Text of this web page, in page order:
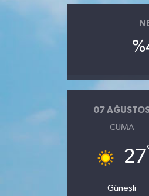
07
CUMA
27
Güneşli